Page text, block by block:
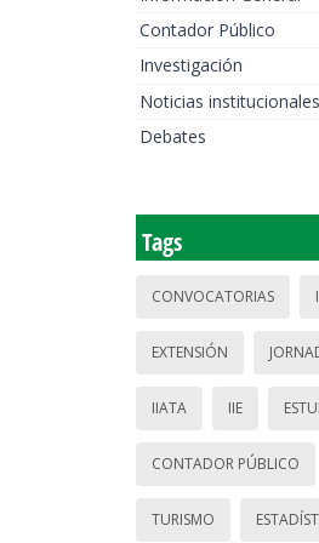
Contador Público
Investigación
Noticias institucionales
Debates
Tags
CONVOCATORIAS
EXTENSIÓN
IIATA IIE
CONTADOR PÚBLICO
TURISMO